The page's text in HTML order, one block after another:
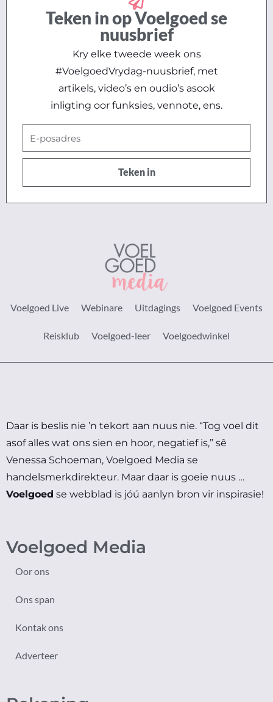
Teken in op Voelgoed se
nuusbrief
Kry elke tweede week ons
#VoelgoedVrydag-nuusbrief, met
artikels, video’s en oudio’s asook
inligting oor funksies, vennote, ens.
posadres
Teken in
Voelgoed Live Webinare Uitdagings Voelgoed Events
Reisklub Voelgoed-leer Voelgoedwinkel
Daar is beslis nie ’n tekort aan nuus nie. “Tog voel dit
asof alles wat ons sien en hoor, negatief is,” sê
Venessa Schoeman, Voelgoed Media se
handelsmerkdirekteur. Maar daar is goeie nuus …
Voelgoed se webblad is jóú aanlyn bron vir inspirasie!
Voelgoed Media
Oor ons
Ons span
Kontak ons
Adverteer